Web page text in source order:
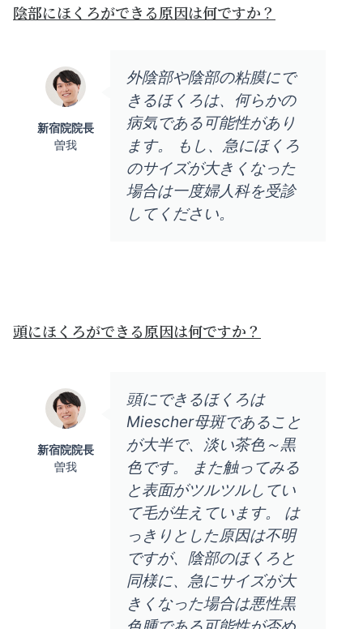
陰部にほくろができる原因は何ですか？
外陰部や陰部の粘膜にで
きるほくろは、何らかの
病気である可能性があり
ます。 もし、急にほくろ
のサイズが大きくなった
場合は一度婦人科を受診
してください。
新宿院院長
曽我
頭にほくろができる原因は何ですか？
頭にできるほくろは
Miescher母斑であること
が大半で、淡い茶色～黒
色です。 また触ってみる
と表面がツルツルしてい
て毛が生えています。 は
っきりとした原因は不明
ですが、陰部のほくろと
同様に、急にサイズが大
きくなった場合は悪性黒
新宿院院長
曽我